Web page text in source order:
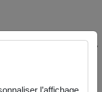
Paris
de l'université